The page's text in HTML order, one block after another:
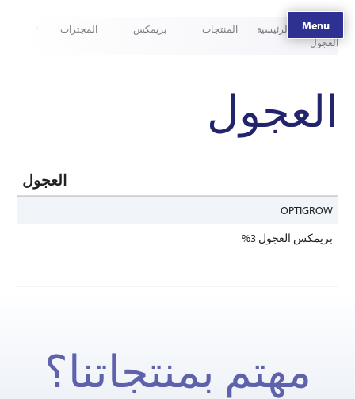
Menu
الصفحة الرئيسية المنتجات بريمكس
المجترات
العجول
العجول
العجول
OPTIGROW
بريمكس العجول 3%
مهتم بمنتجاتنا؟